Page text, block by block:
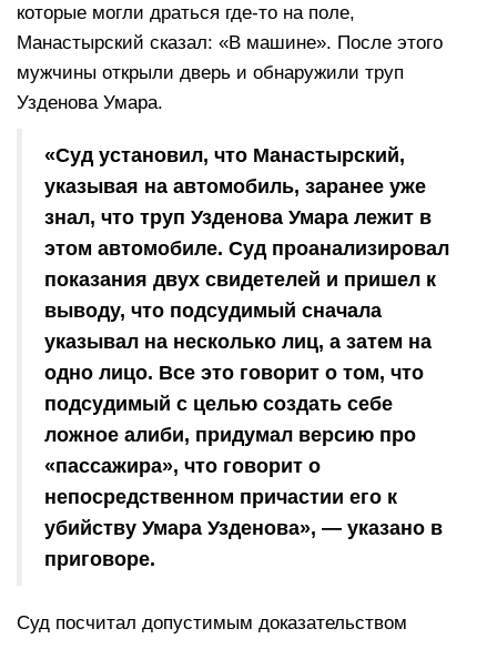
которые могли драться где-то на поле,
Манастырский сказал: «В машине». После этого
мужчины открыли дверь и обнаружили труп
Узденова Умара.
«Суд установил, что Манастырский,
указывая на автомобиль, заранее уже
знал, что труп Узденова Умара лежит в
этом автомобиле. Суд проанализировал
показания двух свидетелей и пришел к
выводу, что подсудимый сначала
указывал на несколько лиц, а затем на
одно лицо. Все это говорит о том, что
подсудимый с целью создать себе
ложное алиби, придумал версию про
«пассажира», что говорит о
непосредственном причастии его к
убийству Умара Узденова», — указано в
приговоре.
Суд посчитал допустимым доказательством